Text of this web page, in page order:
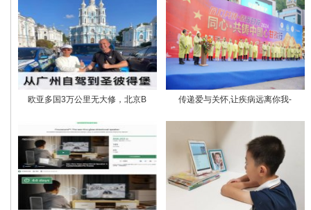
欧亚多国3万公里无大修，北京B 传递爱与关怀,让疾病远离你我-